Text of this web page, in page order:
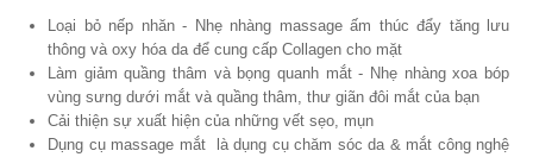
Loại bỏ nếp nhăn - Nhẹ nhàng massage ấm thúc đẩy tăng lưu
thông và oxy hóa da để cung cấp Collagen cho mặt
Làm giảm quầng thâm và bọng quanh mắt - Nhẹ nhàng xoa bóp
vùng sưng dưới mắt và quầng thâm, thư giãn đôi mắt của bạn
Cải thiện sự xuất hiện của những vết sẹo, mụn
Dụng cụ massage mắt là dụng cụ chăm sóc da & mắt công nghệ